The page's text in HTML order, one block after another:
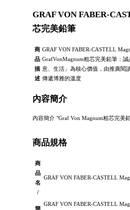
GRAF VON FABER-
芯完美鉛筆
商
品
描
述
GRAF VON FABER-CASTELL
GrafVonMagnum粗芯完美鉛筆：
意、生活」為核心價值，由推廣閱
傳遞博雅的溫度
內容簡介
內容簡介 "Graf Von Magnum粗芯完美
商品規格
商
品
名
/
GRAF VON FABER-CASTELL
簡
GRAF VON FABER-CASTELL